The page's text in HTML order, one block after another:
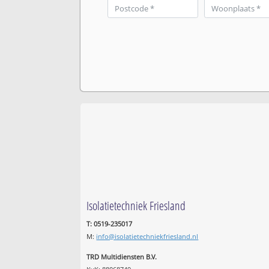
Isolatietechniek Friesland
T: 0519-235017
M: info@isolatietechniekfriesland.nl
TRD Multidiensten B.V.